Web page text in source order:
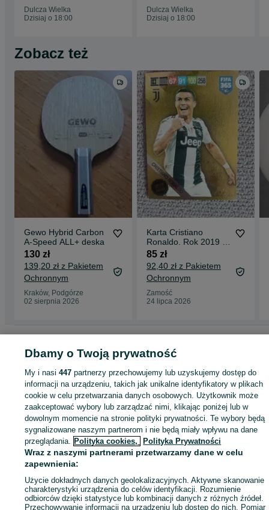
Dulcza Wielka
Dzisiaj o 18:00
Dulcza Wielka
Dzisiaj o 18:00
Zobacz też
Gewo Hybrid Carbon
A-Speed ALL+ deska
130 zł
139,20 zł z Pakietem
Ochronnym
Kraków, Podgórze
02 sierpnia 2026
Karta Cristiano
Ronaldo. Rok 2019 .
Stan idealny
85 zł
92,40 zł z Pakietem
Ochronnym
Zamość
24 lipca 2026
Pozostałe - Dębica
KATEGORIA
ID:1051762429 Wyświetlenia:
Kup
Dbamy o Twoją prywatność
My i nasi447 partnerzy przechowujemy lub uzyskujemy dostęp do
informacji na urządzeniu, takich jak unikalne identyfikatory w plikach
cookie w celu przetwarzania danych osobowych. Użytkownik może
zaakceptować wybory lub zarządzać nimi, klikając poniżej lub w
dowolnym momencie na stronie polityki prywatności. Te wybory będą
sygnalizowane naszym partnerom i nie będą miały wpływu na dane
przeglądania. Polityka cookies, Polityka Prywatności
Wraz z naszymi partnerami przetwarzamy dane w celu
zapewnienia:
Użycie dokładnych danych geolokalizacyjnych. Aktywne skanowanie
charakterystyki urządzenia do celów identyfikacji. Rozumienie
odbiorców dzięki statystyce lub kombinacji danych z różnych źródeł.
Przechowywanie informacji na urządzeniu lub dostęp do nich. Pomiar